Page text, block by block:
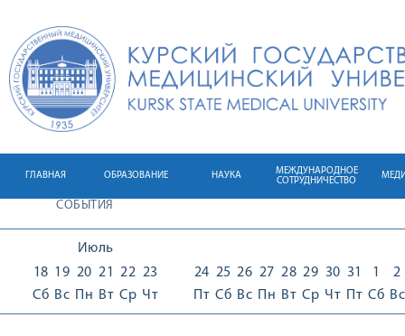
ГЛАВНАЯ ОБРАЗОВАНИЕ НАУКА
МЕЖДУНАРОДНОЕ
СОТРУДНИЧЕСТВО
СОБЫТИЯ
Июль
18
Сб
19
Вс
20
Пн
21
Вт
22
Ср
23
Чт
24
Пт
25
Сб
26
Вс
27
Пн
28
Вт
29
Ср
30
Чт
31
Пт
1
Сб
2
Вс